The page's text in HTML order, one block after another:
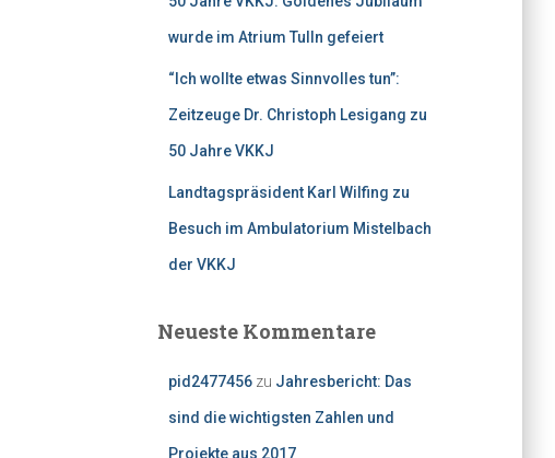
wurde im Atrium Tulln gefeiert
“Ich wollte etwas Sinnvolles tun”:
Zeitzeuge Dr. Christoph Lesigang zu
50 Jahre VKKJ
Landtagspräsident Karl Wilfing zu
Besuch im Ambulatorium Mistelbach
der VKKJ
Neueste Kommentare
pid2477456zu Jahresbericht: Das
sind die wichtigsten Zahlen und
Projekte aus 2017